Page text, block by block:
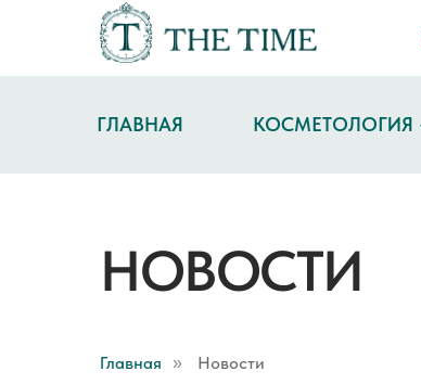
ГЛАВНАЯ КОСМЕТОЛОГИЯ
НОВОСТИ
Главная » Новости